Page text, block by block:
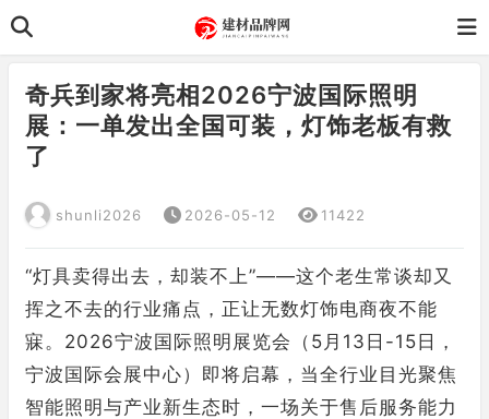
奇兵到家将亮相2026宁波国际照明
展：一单发出全国可装，灯饰老板有救
了
shunli2026 2026-05-12 11422
“灯具卖得出去，却装不上”——这个老生常谈却又
挥之不去的行业痛点，正让无数灯饰电商夜不能
寐。2026宁波国际照明展览会（5月13日-15日，
宁波国际会展中心）即将启幕，当全行业目光聚焦
智能照明与产业新生态时，一场关于售后服务能力